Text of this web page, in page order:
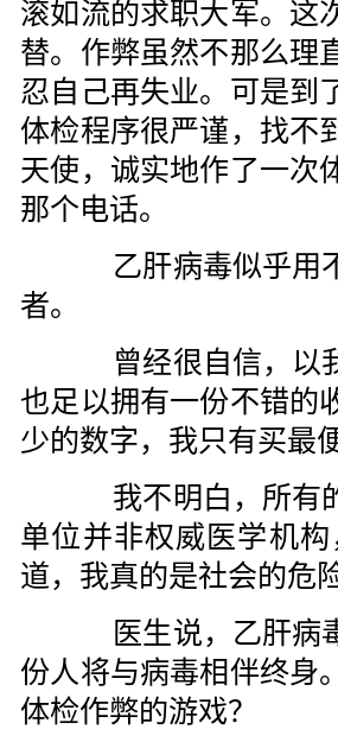
滚如流的求职大军。这
替。作弊虽然不那么理
忍自己再失业。可是到
体检程序很严谨，找不
天使，诚实地作了一次
那个电话。
乙肝病毒似乎用不
者。
曾经很自信，以我
也足以拥有一份不错的
少的数字，我只有买最
我不明白，所有的
单位并非权威医学机
道，我真的是社会的危
医生说，乙肝病毒
份人将与病毒相伴终身
体检作弊的游戏？